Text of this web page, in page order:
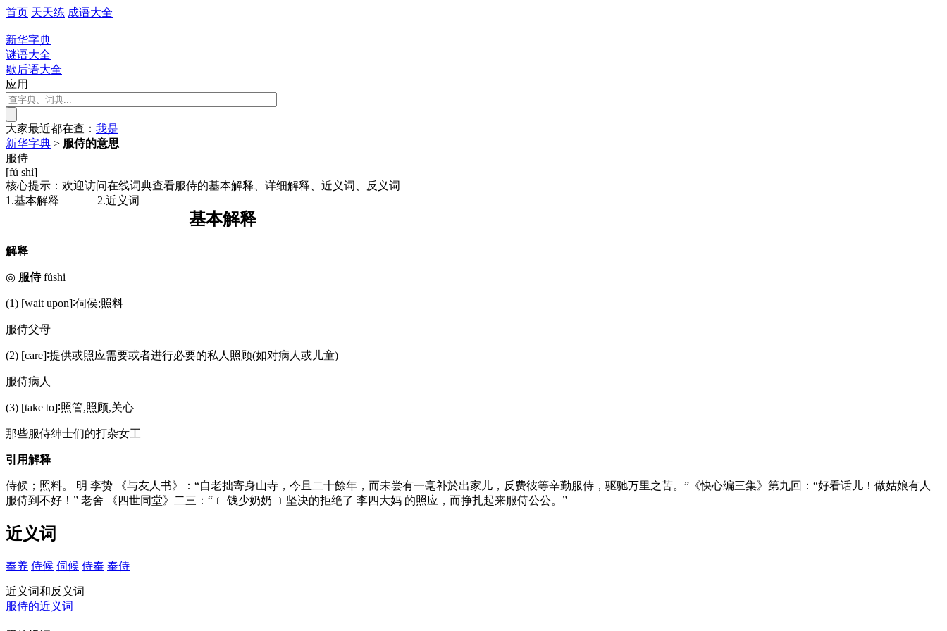
首页 天天练 成语大全
新华字典
谜语大全
歇后语大全
应用
大家最近都在查： 我是
新华字典 > 服侍的意思
服侍
[fú shì]
核心提示：欢迎访问在线词典查看服侍的基本解释、详细解释、近义词、反义词
1.基本解释
2.近义词
基本解释
解释
◎ 服侍fúshi
(1) [wait upon]∶伺侯;照料
服侍父母
(2) [care]∶提供或照应需要或者进行必要的私人照顾(如对病人或儿童)
服侍病人
(3) [take to]∶照管,照顾,关心
那些服侍绅士们的打杂女工
引用解释
侍候；照料。 明 李贽 《与友人书》：“自老拙寄身山寺，今且二十餘年，而未尝有一毫补於出家儿，反费彼等辛勤服侍，驱驰万里之苦。”《快心编三集》第九回：“好看话儿！做姑娘有人
服侍到不好！” 老舍 《四世同堂》二三：“﹝ 钱少奶奶 ﹞坚决的拒绝了 李四大妈 的照应，而挣扎起来服侍公公。”
近义词
奉养 侍候 伺候 侍奉 奉侍
近义词和反义词
服侍的近义词